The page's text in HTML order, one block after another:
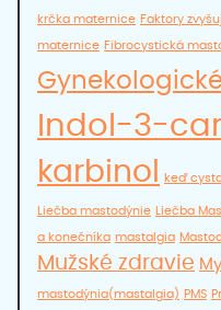
krčka maternice Faktory
maternice Fibrocystická
Indol-3-
karbinol
keď
Liečba mastodýnie Liečba
a konečníka mastalgia
Mužské zdravie
mastodýnia(mastalgia) PMS